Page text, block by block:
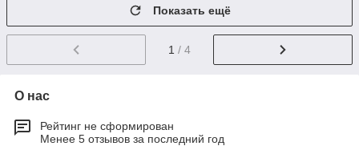
Показать ещё
1 / 4
О нас
Рейтинг не сформирован
Менее 5 отзывов за последний год